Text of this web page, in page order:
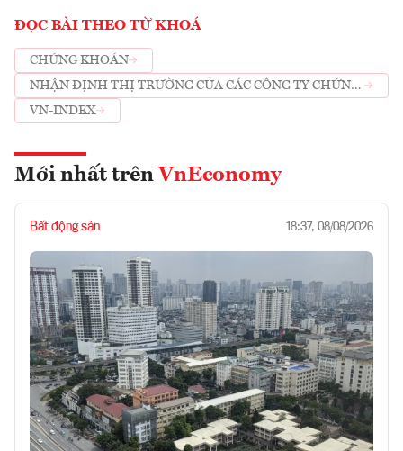
ĐỌC BÀI THEO TỪ KHOÁ
CHỨNG KHOÁN
NHẬN ĐỊNH THỊ TRƯỜNG CỦA CÁC CÔNG TY CHỨNG
KHOÁN
VN-INDEX
Mới nhất trên VnEconomy
Bất động sản 18:37, 08/08/2026